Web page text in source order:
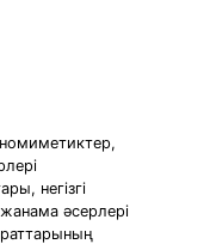
негізгі
әсерлері